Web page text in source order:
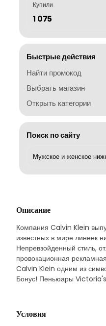
Купили
1 075
Быстрые действия
Найти промокод
Выбрать магазин
Открыть категории
Поиск по сайту
Описание
Компания Calvin Klein
известных в мире линеек
Непревзойденный стиль,
провокационная
Calvin Klein одним из
Бонус! Пеньюары
Условия